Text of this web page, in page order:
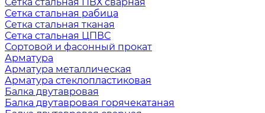
Сетка стальная рабица
Сетка стальная тканая
Сетка стальная ЦПВС
Сортовой и фасонный прокат
Арматура
Арматура металлическая
Арматура стеклопластиковая
Балка двутавровая
Балка двутавровая горячекатаная